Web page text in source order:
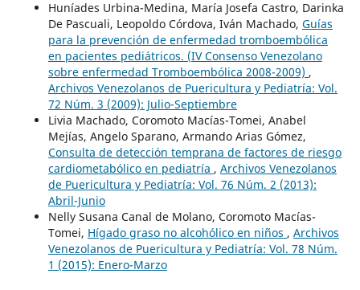
Huníades Urbina-Medina, María Josefa Castro, Darinka
De Pascuali, Leopoldo Córdova, Iván Machado, Guías
para la prevención de enfermedad tromboembólica
en pacientes pediátricos. (IV Consenso Venezolano
sobre enfermedad Tromboembólica 2008-2009) ,
Archivos Venezolanos de Puericultura y Pediatría: Vol.
72 Núm. 3 (2009): Julio-Septiembre
Livia Machado, Coromoto Macías-Tomei, Anabel
Mejías, Angelo Sparano, Armando Arias Gómez,
Consulta de detección temprana de factores de riesgo
cardiometabólico en pediatría , Archivos Venezolanos
de Puericultura y Pediatría: Vol. 76 Núm. 2 (2013):
Abril-Junio
Nelly Susana Canal de Molano, Coromoto Macías-
Tomei, Hígado graso no alcohólico en niños , Archivos
Venezolanos de Puericultura y Pediatría: Vol. 78 Núm.
1 (2015): Enero-Marzo